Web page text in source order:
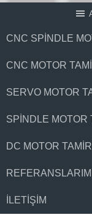
CNC SPINDLE
CNC MOTOR
SERVO MOTOR
SPINDLE MOTOR
DC MOTOR TAMIRI
İLETIŞIM